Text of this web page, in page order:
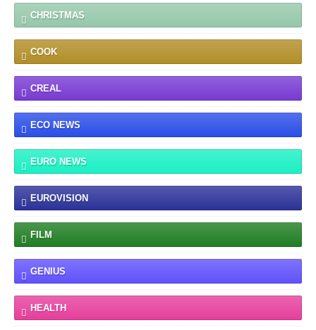
CHRISTMAS
COOK
CREAL
ECO NEWS
EURO NEWS
EUROVISION
FILM
GENIUS
HEALTH